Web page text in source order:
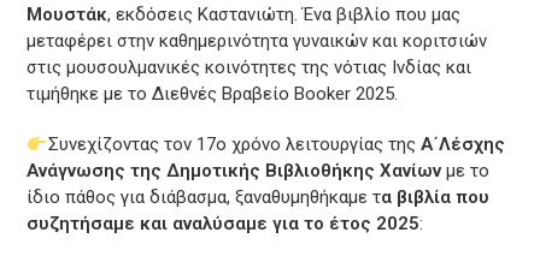
Μουστάκ, εκδόσεις Καστανιώτη. Ένα βιβλίο που μας
μεταφέρει στην καθημερινότητα γυναικών και κοριτσιών
στις μουσουλμανικές κοινότητες της νότιας Ινδίας και
τιμήθηκε με το Διεθνές Βραβείο Booker 2025.
Συνεχίζοντας τον 17ο χρόνο λειτουργίας της Α΄Λέσχης
Ανάγνωσης της Δημοτικής Βιβλιοθήκης Χανίων με το
ίδιο πάθος για διάβασμα, ξαναθυμηθήκαμε τα βιβλία που
συζητήσαμε και αναλύσαμε για το έτος 2025: